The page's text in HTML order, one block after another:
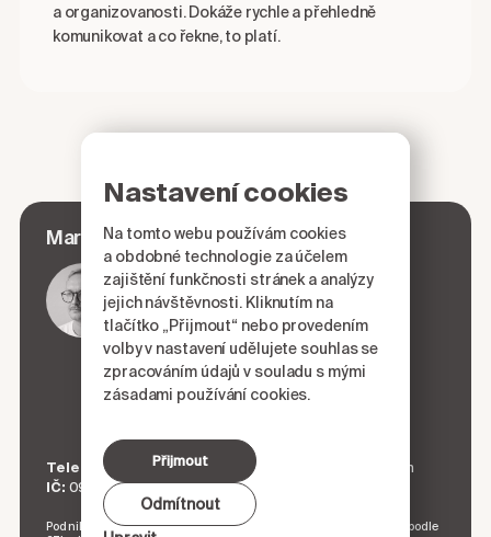
a organizovanosti. Dokáže rychle a přehledně
komunikovat a co řekne, to platí.
Nastavení cookies
Na tomto webu používám cookies
a obdobné technologie za účelem
zajištění funkčnosti stránek a analýzy
jejich návštěvnosti. Kliknutím na
tlačítko „Přijmout“ nebo provedením
volby v nastavení udělujete souhlas se
zpracováním údajů v souladu s mými
zásadami používání cookies.
Přijmout
Odmítnout
MartinKyjovský
Telefon: +420 606 231 954 Mail:
martin@kyjovsky.com
IČ: 09027661 Adresa:Zelenářská 26/15, Znojmo
Podnikatel je zapsán v živnostenském rejstříku. Úřad příslušný podle